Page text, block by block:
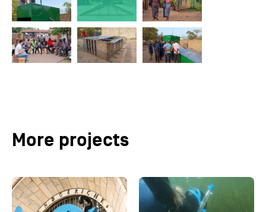
More projects